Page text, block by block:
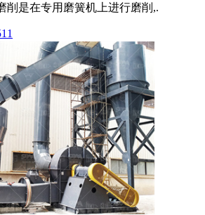
削是在专用磨簧机上进行磨削,.